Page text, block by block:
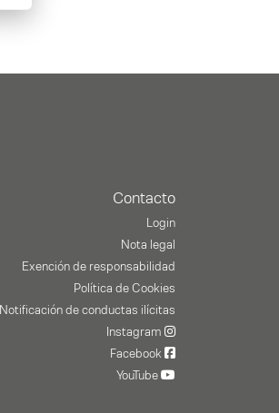
Contacto
Login
Nota legal
Exención de responsabilidad
Política de Cookies
Notificación de conductas ilícitas
Instagram
Facebook
YouTube